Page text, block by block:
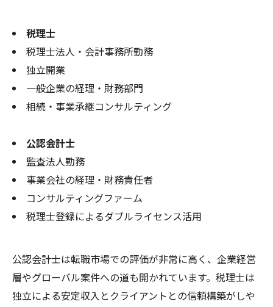
税理士
税理士法人・会計事務所勤務
独立開業
一般企業の経理・財務部門
相続・事業承継コンサルティング
公認会計士
監査法人勤務
事業会社の経理・財務責任者
コンサルティングファーム
税理士登録によるダブルライセンス活用
公認会計士は転職市場での評価が非常に高く、企業経営
層やグローバル案件への道も開かれています。税理士は
独立による安定収入とクライアントとの信頼構築がしや